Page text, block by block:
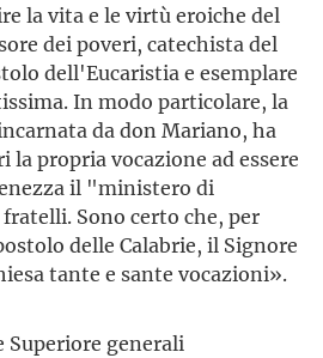
la vita e le virtù eroiche del
dei poveri, catechista del
dell'Eucaristia e esemplare
In modo particolare, la
da don Mariano, ha
la propria vocazione ad essere
il "ministero di
Sono certo che, per
delle Calabrie, il Signore
tante e sante vocazioni».
Superiore generali